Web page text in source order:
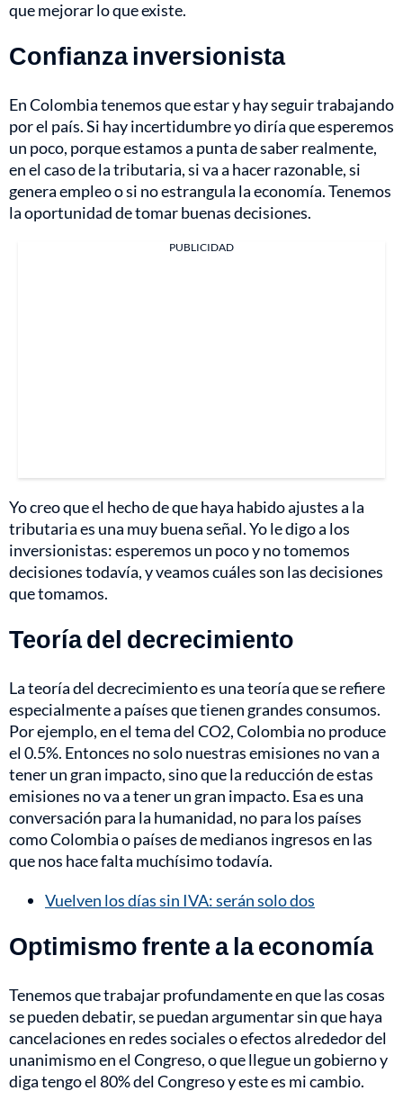
que mejorar lo que existe.
Confianza inversionista
En Colombia tenemos que estar y hay seguir trabajando
por el país. Si hay incertidumbre yo diría que esperemos
un poco, porque estamos a punta de saber realmente,
en el caso de la tributaria, si va a hacer razonable, si
genera empleo o si no estrangula la economía. Tenemos
la oportunidad de tomar buenas decisiones.
PUBLICIDAD
Yo creo que el hecho de que haya habido ajustes a la
tributaria es una muy buena señal. Yo le digo a los
inversionistas: esperemos un poco y no tomemos
decisiones todavía, y veamos cuáles son las decisiones
que tomamos.
Teoría del decrecimiento
La teoría del decrecimiento es una teoría que se refiere
especialmente a países que tienen grandes consumos.
Por ejemplo, en el tema del CO2, Colombia no produce
el 0.5%. Entonces no solo nuestras emisiones no van a
tener un gran impacto, sino que la reducción de estas
emisiones no va a tener un gran impacto. Esa es una
conversación para la humanidad, no para los países
como Colombia o países de medianos ingresos en las
que nos hace falta muchísimo todavía.
Vuelven los días sin IVA: serán solo dos
Optimismo frente a la economía
Tenemos que trabajar profundamente en que las cosas
se pueden debatir, se puedan argumentar sin que haya
cancelaciones en redes sociales o efectos alrededor del
unanimismo en el Congreso, o que llegue un gobierno y
diga tengo el 80% del Congreso y este es mi cambio.